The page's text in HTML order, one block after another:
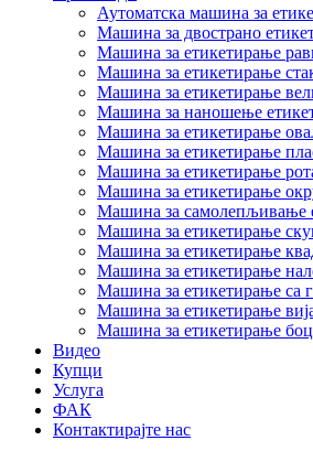
Аутоматска машина за
Машина за двострано
Машина за етикетирање
Машина за етикетирање
Машина за етикетирање
Машина за наношење
Машина за етикетирање
Машина за етикетирање
Машина за етикетирање
Машина за етикетирање
Машина за самолепљивање
Машина за етикетирање
Машина за етикетирање
Машина за етикетирање
Машина за етикетирање са
Машина за етикетирање
Машина за етикетирање
Видео
Купци
Услуга
ФАК
Контактирајте нас